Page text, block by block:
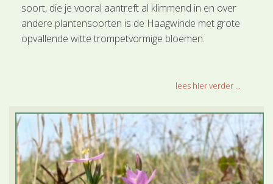
soort, die je vooral aantreft al klimmend in en over
andere plantensoorten is de Haagwinde met grote
opvallende witte trompetvormige bloemen.
lees hier verder ...